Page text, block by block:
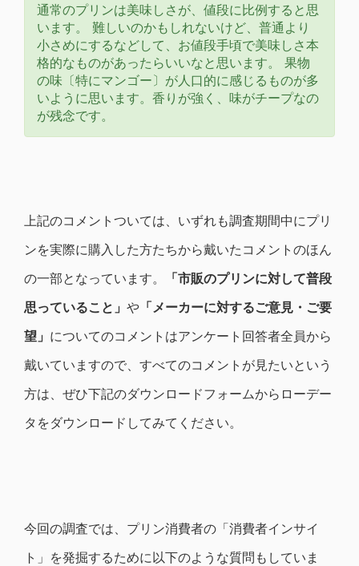
通常のプリンは美味しさが、値段に比例すると思
います。 難しいのかもしれないけど、普通より
小さめにするなどして、お値段手頃で美味しさ本
格的なものがあったらいいなと思います。 果物
の味〔特にマンゴー〕が人口的に感じるものが多
いように思います。香りが強く、味がチープなの
が残念です。
上記のコメントついては、いずれも調査期間中にプリ
ンを実際に購入した方たちから戴いたコメントのほん
の一部となっています。
「市販のプリンに対して普段
思っていること」 や 「メーカーに対するご意見・ご要
望」 についてのコメントはアンケート回答者全員から
戴いていますので、すべてのコメントが見たいという
方は、ぜひ下記のダウンロードフォームからローデー
タをダウンロードしてみてください。
今回の調査では、プリン消費者の「消費者インサイ
ト」を発掘するために以下のような質問もしていま